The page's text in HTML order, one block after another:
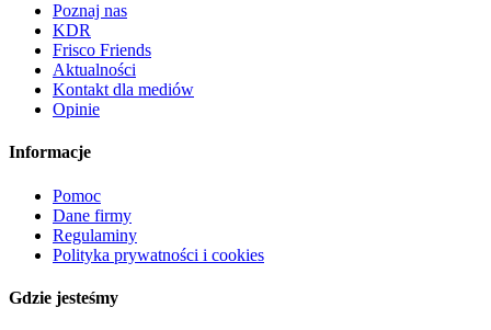
Poznaj nas
KDR
Frisco Friends
Aktualności
Kontakt dla mediów
Opinie
Informacje
Pomoc
Dane firmy
Regulaminy
Polityka prywatności i cookies
Gdzie jesteśmy